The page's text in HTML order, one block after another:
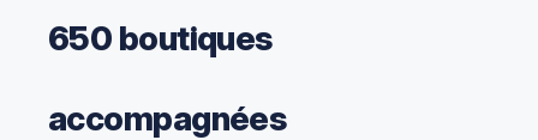
650 boutiques
accompagnées